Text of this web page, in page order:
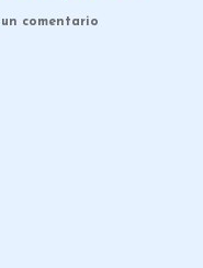
comentario